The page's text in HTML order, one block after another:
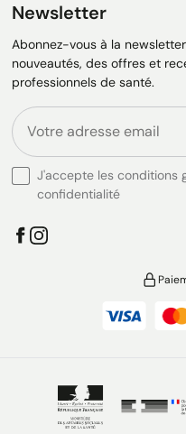
Newsletter
Abonnez-vous à la
nouveautés, des offres et
professionnels de santé.
J'accepte les conditions
confidentialité